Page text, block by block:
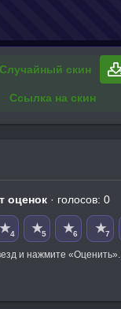
Случайный скин
Ссылка на скин
оценок · голосов: 0
★4 ★5 ★6 ★7
и нажмите «Оценить».